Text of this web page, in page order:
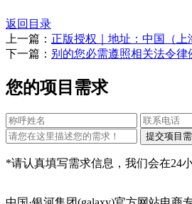
返回目录
上一篇： 正版授权｜地址：中国（上
下一篇： 别的您必需遵照相关法令律
您的项目需求
*请认真填写需求信息，我们会在24